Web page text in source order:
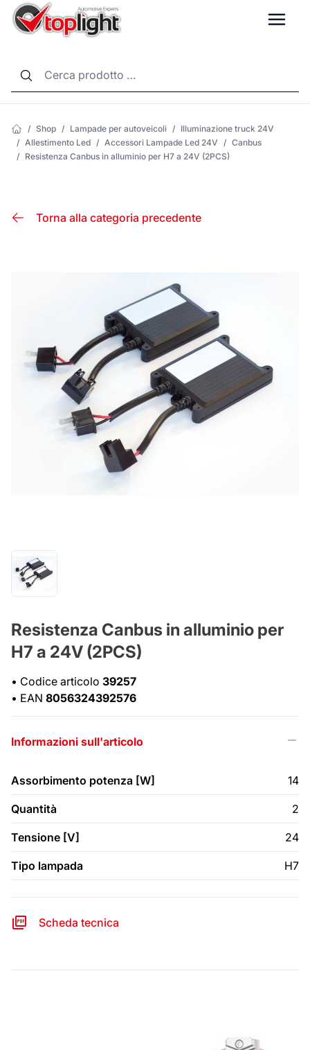
/ Shop / Lampade per autoveicoli / Illuminazione truck 24V
/ Allestimento Led / Accessori Lampade Led 24V / Canbus
/ Resistenza Canbus in alluminio per H7 a 24V (2PCS)
Torna alla categoria precedente
Resistenza Canbus in alluminio per
H7 a 24V (2PCS)
• Codice articolo 39257
• EAN 8056324392576
Informazioni sull'articolo
Assorbimento potenza [W] 14
Quantità 2
Tensione [V] 24
Tipo lampada H7
Scheda tecnica